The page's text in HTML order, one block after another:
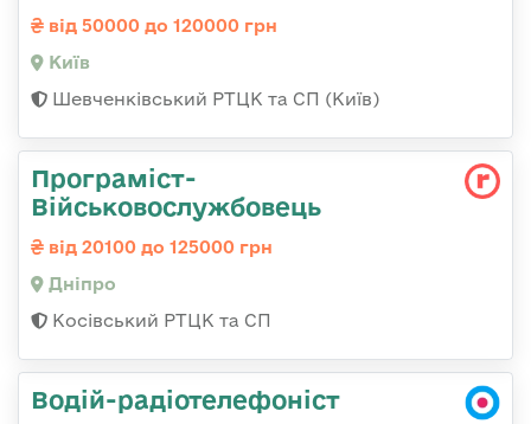
від 50000 до 120000 грн
Київ
Шевченківський РТЦК та СП (Київ)
Програміст-
Військовослужбовець
від 20100 до 125000 грн
Дніпро
Косівський РТЦК та СП
Водій-радіотелефоніст